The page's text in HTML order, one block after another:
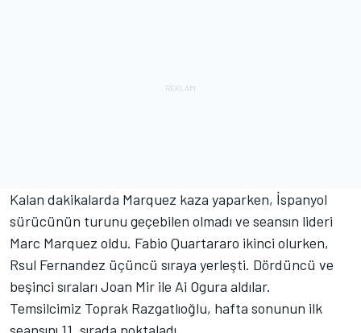
Kalan dakikalarda Marquez kaza yaparken, İspanyol
sürücünün turunu geçebilen olmadı ve seansın lideri
Marc Marquez oldu. Fabio Quartararo ikinci olurken,
Rsul Fernandez üçüncü sıraya yerleşti. Dördüncü ve
beşinci sıraları Joan Mir ile Ai Ogura aldılar.
Temsilcimiz Toprak Razgatlıoğlu, hafta sonunun ilk